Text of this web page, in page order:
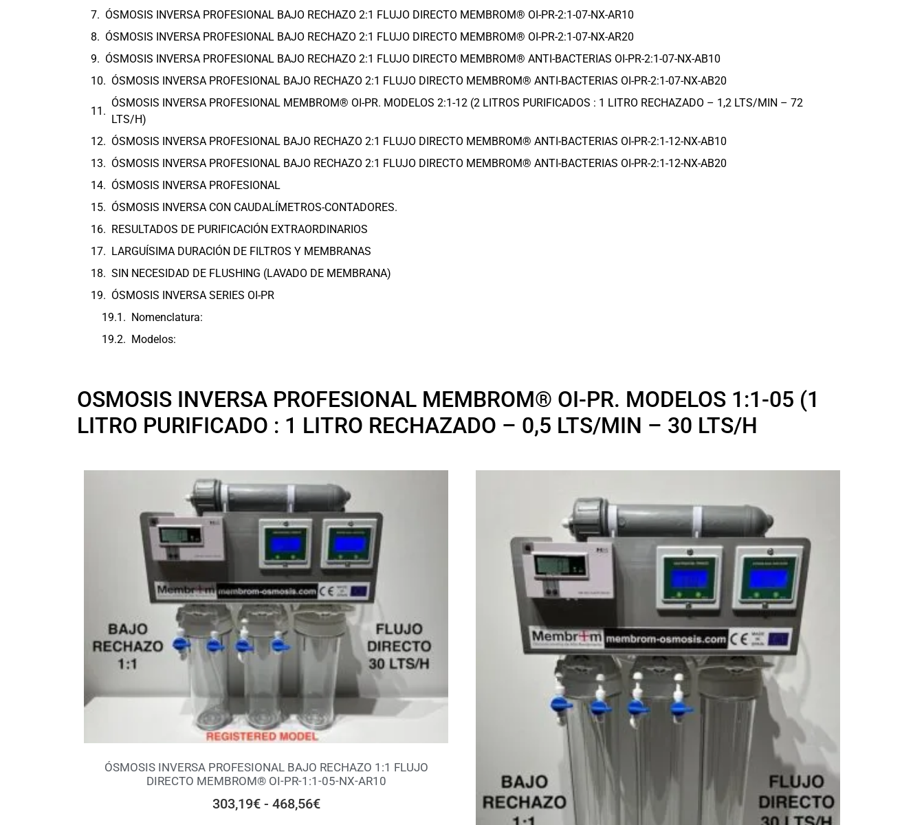
ÓSMOSIS INVERSA PROFESIONAL BAJO RECHAZO 2:1 FLUJO DIRECTO MEMBROM® OI-PR-2:1-07-NX-AR10
ÓSMOSIS INVERSA PROFESIONAL BAJO RECHAZO 2:1 FLUJO DIRECTO MEMBROM® OI-PR-2:1-07-NX-AR20
ÓSMOSIS INVERSA PROFESIONAL BAJO RECHAZO 2:1 FLUJO DIRECTO MEMBROM® ANTI-BACTERIAS OI-PR-2:1-07-NX-AB10
ÓSMOSIS INVERSA PROFESIONAL BAJO RECHAZO 2:1 FLUJO DIRECTO MEMBROM® ANTI-BACTERIAS OI-PR-2:1-07-NX-AB20
ÓSMOSIS INVERSA PROFESIONAL MEMBROM® OI-PR. MODELOS 2:1-12 (2 LITROS PURIFICADOS : 1 LITRO RECHAZADO – 1,2 LTS/MIN – 72
LTS/H)
ÓSMOSIS INVERSA PROFESIONAL BAJO RECHAZO 2:1 FLUJO DIRECTO MEMBROM® ANTI-BACTERIAS OI-PR-2:1-12-NX-AB10
ÓSMOSIS INVERSA PROFESIONAL BAJO RECHAZO 2:1 FLUJO DIRECTO MEMBROM® ANTI-BACTERIAS OI-PR-2:1-12-NX-AB20
ÓSMOSIS INVERSA PROFESIONAL
ÓSMOSIS INVERSA CON CAUDALÍMETROS-CONTADORES.
RESULTADOS DE PURIFICACIÓN EXTRAORDINARIOS
LARGUÍSIMA DURACIÓN DE FILTROS Y MEMBRANAS
SIN NECESIDAD DE FLUSHING (LAVADO DE MEMBRANA)
ÓSMOSIS INVERSA SERIES OI-PR
Nomenclatura:
Modelos:
OSMOSIS INVERSA PROFESIONAL MEMBROM® OI-PR. MODELOS 1:1-05 (1
LITRO PURIFICADO : 1 LITRO RECHAZADO – 0,5 LTS/MIN – 30 LTS/H
ÓSMOSIS INVERSA PROFESIONAL BAJO RECHAZO 1:1 FLUJO
DIRECTO MEMBROM® OI-PR-1:1-05-NX-AR10
303,19€ - 468,56€